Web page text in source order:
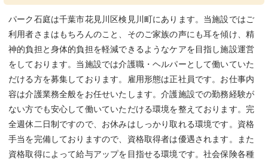
パーク石庭は千葉市花見川区検見川町にあります。当施設ではご
利用者さまはもちろんのこと、そのご家族の声にも耳を傾け、精
神的負担と身体的負担を軽減できるようなケアを目指し施設運営
をしております。当施設では介護職・ヘルパーとして働いていた
だける方を募集しております。雇用形態は正社員です。お仕事内
容は介護業務全般をお任せいたします。介護施設での勤務経験が
ない方でも安心して働いていただける環境を整えております。完
全週休二日制ですので、お休みはしっかり取れる環境です。資格
手当を完備しておりますので、資格取得者は優遇されます。また
資格取得によって給与アップを目指せる環境です。社会保険各種